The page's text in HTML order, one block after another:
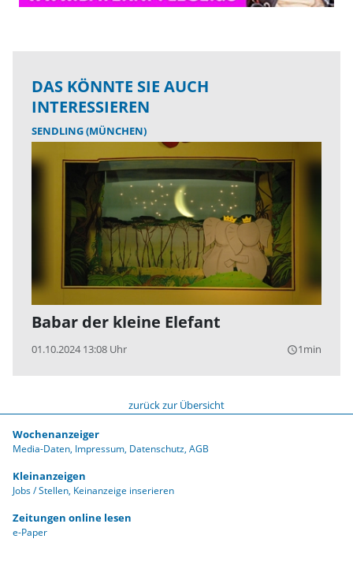
DAS KÖNNTE SIE AUCH
INTERESSIEREN
SENDLING (MÜNCHEN)
Babar der kleine Elefant
01.10.2024 13:08 Uhr query_builder1min
zurück zur Übersicht
Wochenanzeiger
Media-Daten Impressum Datenschutz AGB
Kleinanzeigen
Jobs / Stellen Keinanzeige inserieren
Zeitungen online lesen
e-Paper